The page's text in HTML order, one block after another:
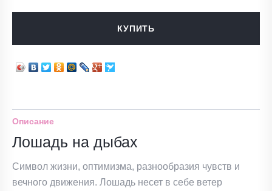
КУПИТЬ
Описание
Лошадь на дыбах
Символ жизни, оптимизма, разнообразия чувств и
вечного движения. Лошадь несет в себе ветер